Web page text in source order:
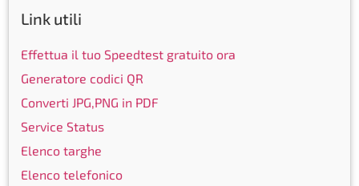
Link utili
Effettua il tuo Speedtest gratuito ora
Generatore codici QR
Converti JPG,PNG in PDF
Service Status
Elenco targhe
Elenco telefonico